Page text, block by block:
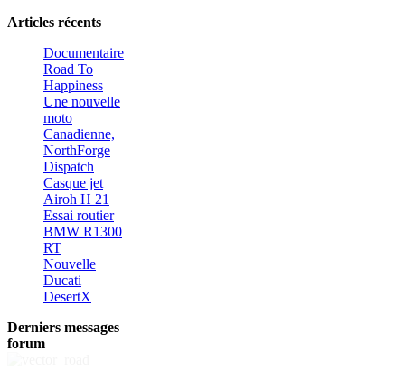
Articles récents
Documentaire
Road To
Happiness
Une nouvelle
moto
Canadienne,
NorthForge
Dispatch
Casque jet
Airoh H 21
Essai routier
BMW R1300
RT
Nouvelle
Ducati
DesertX
Derniers messages
forum